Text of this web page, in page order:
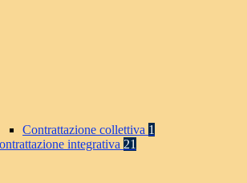
Contrattazione collettiva 1
integrativa 21